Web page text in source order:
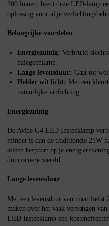
200 lumen, biedt deze LED-lamp
oplossing voor al je
Belangrijke voordelen
Energiezuinig: Verbruikt
halogeenlamp.
Lange levensduur: Gaat tot wel
Helder wit licht: Met een
natuurlijke verlichting.
Energiezuinig
De Avide G4 LED Insteeklamp
minder is dan de traditionele 21W
alleen bespaart op je
duurzamere wereld.
Lange levensduur
Met een levensduur van maar liefst
maken over het vaak vervangen
LED Insteeklamp een